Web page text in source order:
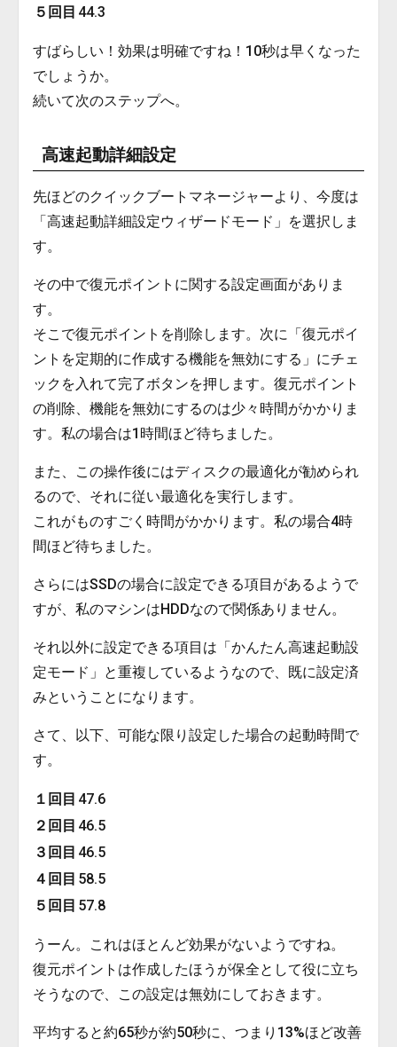
５回目 44.3
すばらしい！効果は明確ですね！10秒は早くなった
でしょうか。
続いて次のステップへ。
高速起動詳細設定
先ほどのクイックブートマネージャーより、今度は
「高速起動詳細設定ウィザードモード」を選択しま
す。
その中で復元ポイントに関する設定画面がありま
す。
そこで復元ポイントを削除します。次に「復元ポイ
ントを定期的に作成する機能を無効にする」にチェ
ックを入れて完了ボタンを押します。復元ポイント
の削除、機能を無効にするのは少々時間がかかりま
す。私の場合は1時間ほど待ちました。
また、この操作後にはディスクの最適化が勧められ
るので、それに従い最適化を実行します。
これがものすごく時間がかかります。私の場合4時
間ほど待ちました。
さらにはSSDの場合に設定できる項目があるようで
すが、私のマシンはHDDなので関係ありません。
それ以外に設定できる項目は「かんたん高速起動設
定モード」と重複しているようなので、既に設定済
みということになります。
さて、以下、可能な限り設定した場合の起動時間で
す。
１回目 47.6
２回目 46.5
３回目 46.5
４回目 58.5
５回目 57.8
うーん。これはほとんど効果がないようですね。
復元ポイントは作成したほうが保全として役に立ち
そうなので、この設定は無効にしておきます。
平均すると約65秒が約50秒に、つまり13%ほど改善